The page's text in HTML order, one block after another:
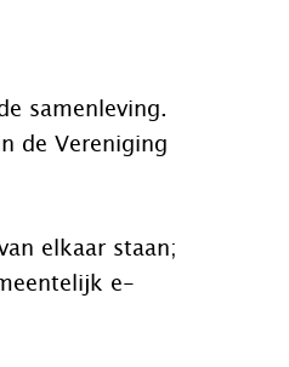
samenleving.
de Vereniging
elkaar staan;
e-